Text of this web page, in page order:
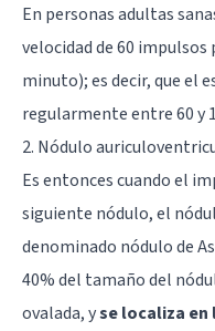
En personas adultas
velocidad de 60
minuto); es decir, que el
regularmente entre 60 y
2. Nódulo
Es entonces cuando el
siguiente nódulo, el
denominado nódulo de
40% del tamaño del
ovalada, yse localiza en